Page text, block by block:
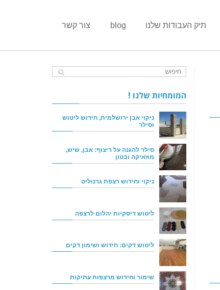
תיק העבודות שלנו blog צור קשר
המומחיות שלנו !
ניקוי אבן ירושלמית, חידוש ליטוש
וסילר
סילר להגנה על ריצוף: אבן, שיש,
מוזאיקה ובטון
ניקוי וחידוש רצפת גרנוליט
ליטוש דיסקיות יהלום לרצפה
ליטוש דקים: חידוש ושימון דקים
שימור וחידוש מרצפות עתיקות